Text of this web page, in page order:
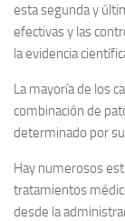
esta segunda y
efectivas y las
la evidencia
La mayoría de los
combinación de
determinado por
Hay numerosos
tratamientos
desde la